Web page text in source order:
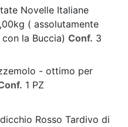
Novelle Italiane
( assolutamente
la Buccia) Conf. 3
- ottimo per
1 PZ
Rosso Tardivo di